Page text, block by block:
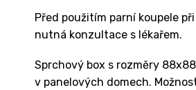
Před použitím parní koupele
nutná konzultace s lékařem.
Sprchový box s rozměry
v panelových domech.